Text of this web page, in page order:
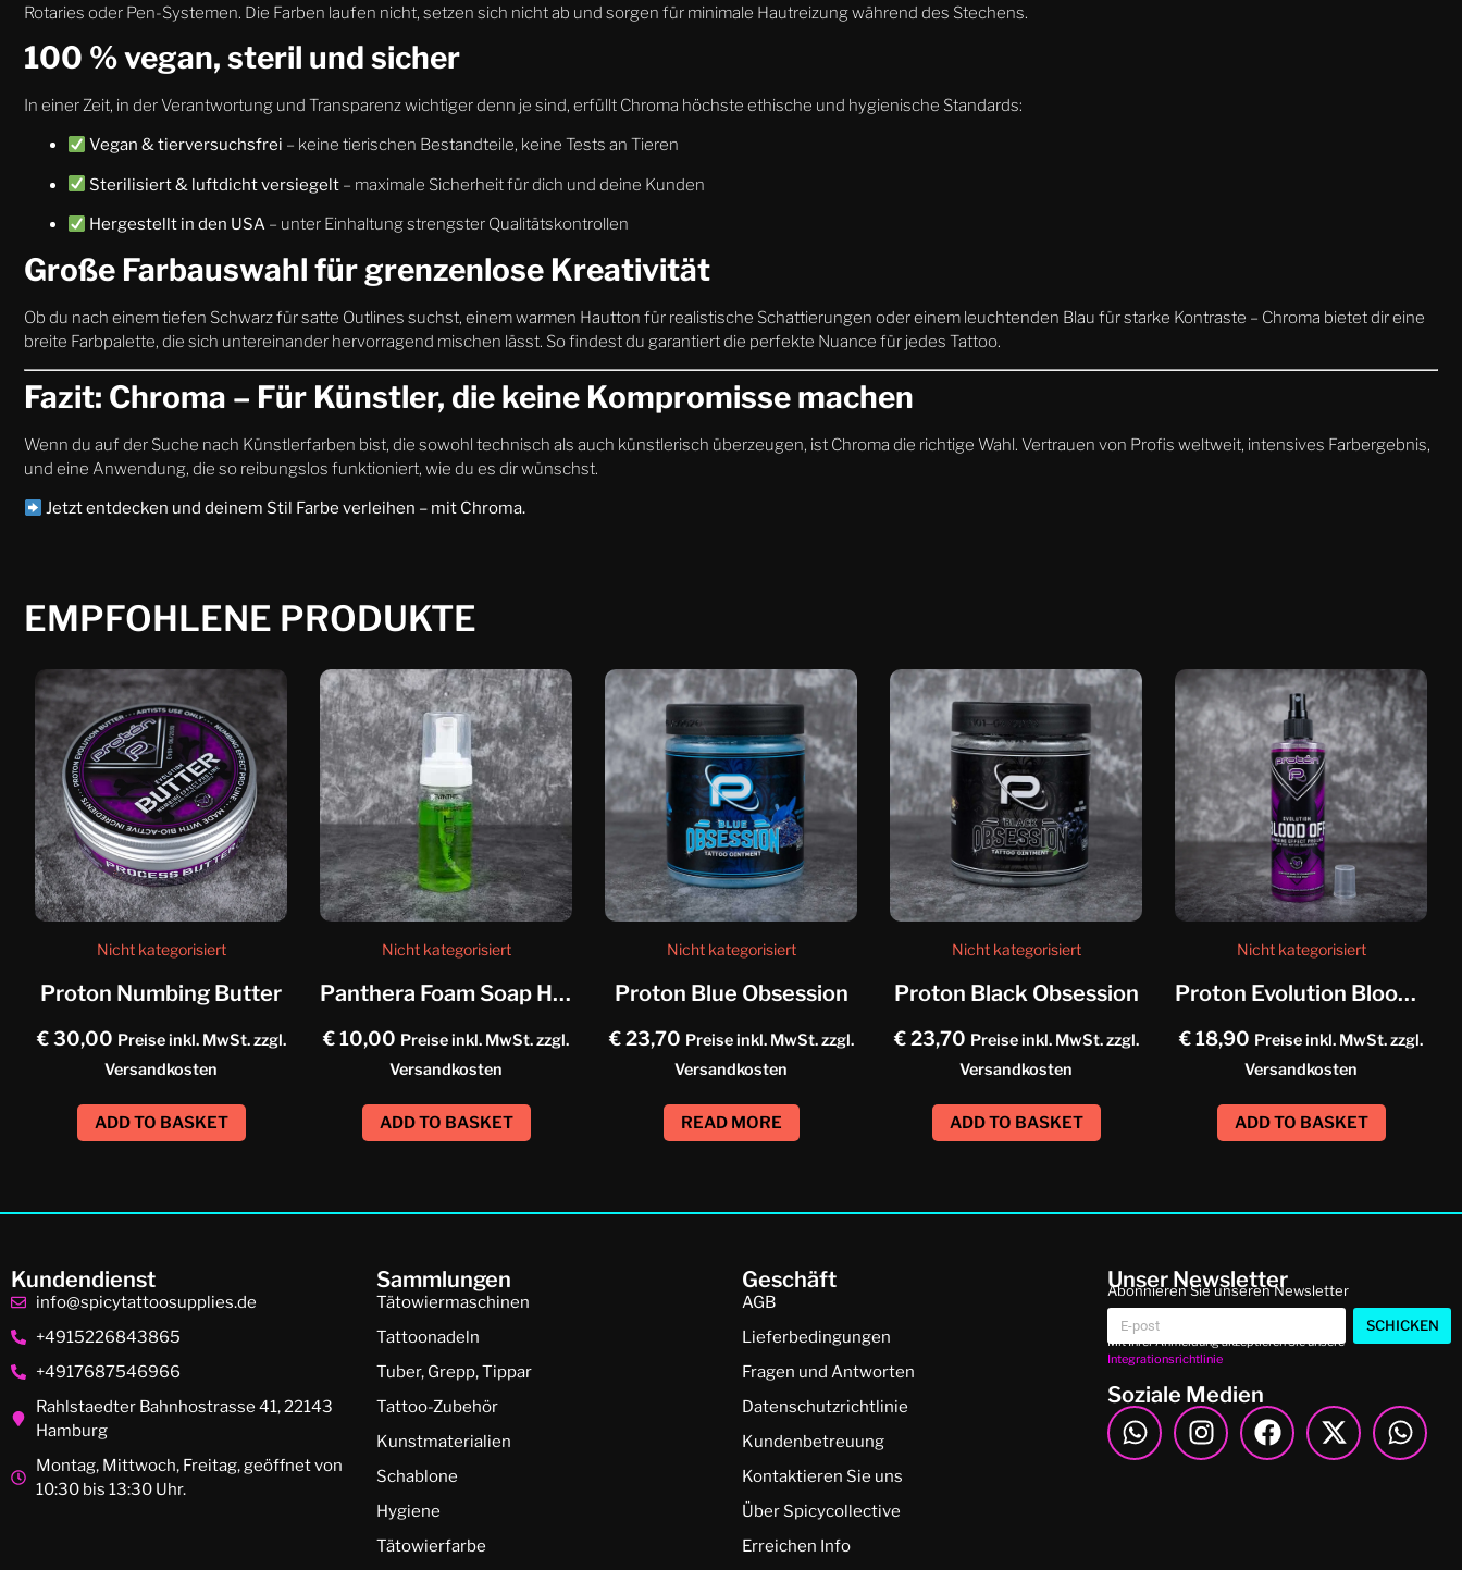
Rotaries oder Pen-Systemen. Die Farben laufen nicht, setzen sich nicht ab und sorgen für minimale Hautreizung während des Stechens.
100 % vegan, steril und sicher
In einer Zeit, in der Verantwortung und Transparenz wichtiger denn je sind, erfüllt Chroma höchste ethische und hygienische Standards:
Vegan & tierversuchsfrei – keine tierischen Bestandteile, keine Tests an Tieren
Sterilisiert & luftdicht versiegelt – maximale Sicherheit für dich und deine Kunden
Hergestellt in den USA – unter Einhaltung strengster Qualitätskontrollen
Große Farbauswahl für grenzenlose Kreativität
Ob du nach einem tiefen Schwarz für satte Outlines suchst, einem warmen Hautton für realistische Schattierungen oder einem leuchtenden Blau für starke Kontraste – Chroma bietet dir eine
breite Farbpalette, die sich untereinander hervorragend mischen lässt. So findest du garantiert die perfekte Nuance für jedes Tattoo.
Fazit: Chroma – Für Künstler, die keine Kompromisse machen
Wenn du auf der Suche nach Künstlerfarben bist, die sowohl technisch als auch künstlerisch überzeugen, ist Chroma die richtige Wahl. Vertrauen von Profis weltweit, intensives Farbergebnis,
und eine Anwendung, die so reibungslos funktioniert, wie du es dir wünschst.
Jetzt entdecken und deinem Stil Farbe verleihen – mit Chroma.
EMPFOHLENE PRODUKTE
Nicht kategorisiert
Proton Numbing Butter
€30,00 Preise inkl. MwSt. zzgl.
Versandkosten
ADD TO BASKET
Nicht kategorisiert
Panthera Foam Soap Helix
€10,00 Preise inkl. MwSt. zzgl.
Versandkosten
ADD TO BASKET
Nicht kategorisiert
Proton Blue Obsession
€23,70 Preise inkl. MwSt. zzgl.
Versandkosten
READ MORE
Nicht kategorisiert
Proton Black Obsession
€23,70 Preise inkl. MwSt. zzgl.
Versandkosten
ADD TO BASKET
Nicht kategorisiert
Proton Evolution Blood Off
€18,90 Preise inkl. MwSt. zzgl.
Versandkosten
ADD TO BASKET
Kundendienst
info@spicytattoosupplies.de
+4915226843865
+4917687546966
Rahlstaedter Bahnhostrasse 41, 22143
Hamburg
Montag, Mittwoch, Freitag, geöffnet von
10:30 bis 13:30 Uhr.
Sammlungen
Tätowiermaschinen
Tattoonadeln
Tuber, Grepp, Tippar
Tattoo-Zubehör
Kunstmaterialien
Schablone
Hygiene
Tätowierfarbe
Geschäft
AGB
Lieferbedingungen
Fragen und Antworten
Datenschutzrichtlinie
Kundenbetreuung
Kontaktieren Sie uns
Über Spicycollective
Erreichen Info
Unser Newsletter
Abonnieren Sie unseren Newsletter
SCHICKEN
Mit Ihrer Anmeldung akzeptieren Sie unsere
Integrationsrichtlinie
Soziale Medien